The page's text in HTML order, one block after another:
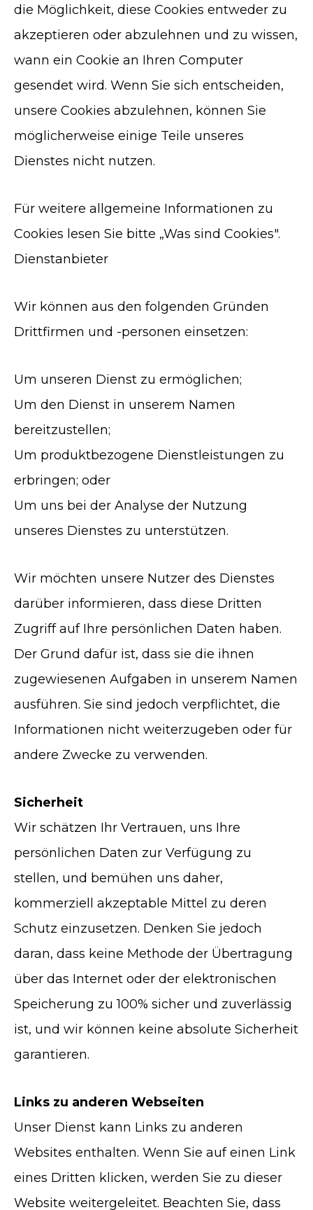
die Möglichkeit, diese Cookies entweder zu
akzeptieren oder abzulehnen und zu wissen,
wann ein Cookie an Ihren Computer
gesendet wird. Wenn Sie sich entscheiden,
unsere Cookies abzulehnen, können Sie
möglicherweise einige Teile unseres
Dienstes nicht nutzen.
Für weitere allgemeine Informationen zu
Cookies lesen Sie bitte „Was sind Cookies".
Dienstanbieter
Wir können aus den folgenden Gründen
Drittfirmen und -personen einsetzen:
Um unseren Dienst zu ermöglichen;
Um den Dienst in unserem Namen
bereitzustellen;
Um produktbezogene Dienstleistungen zu
erbringen; oder
Um uns bei der Analyse der Nutzung
unseres Dienstes zu unterstützen.
Wir möchten unsere Nutzer des Dienstes
darüber informieren, dass diese Dritten
Zugriff auf Ihre persönlichen Daten haben.
Der Grund dafür ist, dass sie die ihnen
zugewiesenen Aufgaben in unserem Namen
ausführen. Sie sind jedoch verpflichtet, die
Informationen nicht weiterzugeben oder für
andere Zwecke zu verwenden.
Sicherheit
Wir schätzen Ihr Vertrauen, uns Ihre
persönlichen Daten zur Verfügung zu
stellen, und bemühen uns daher,
kommerziell akzeptable Mittel zu deren
Schutz einzusetzen. Denken Sie jedoch
daran, dass keine Methode der Übertragung
über das Internet oder der elektronischen
Speicherung zu 100% sicher und zuverlässig
ist, und wir können keine absolute Sicherheit
garantieren.
Links zu anderen Webseiten
Unser Dienst kann Links zu anderen
Websites enthalten. Wenn Sie auf einen Link
eines Dritten klicken, werden Sie zu dieser
Website weitergeleitet. Beachten Sie, dass